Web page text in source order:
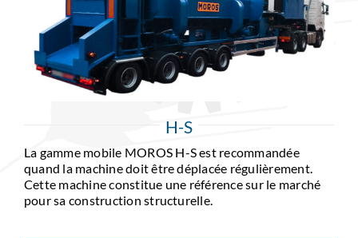
FEDER
CONTACT
H-S
La gamme mobile MOROS H-S est recommandée
quand la machine doit être déplacée régulièrement.
Cette machine constitue une référence sur le marché
pour sa construction structurelle.